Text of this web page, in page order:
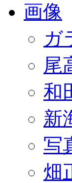
画像
ガ
尾
和
新
写
畑